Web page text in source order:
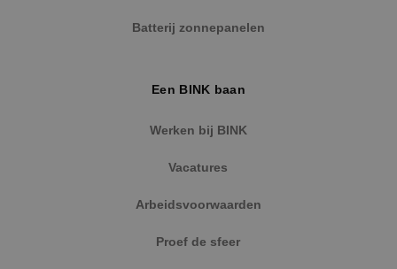
Batterij zonnepanelen
Een BINK baan
Werken bij BINK
Vacatures
Arbeidsvoorwaarden
Proef de sfeer